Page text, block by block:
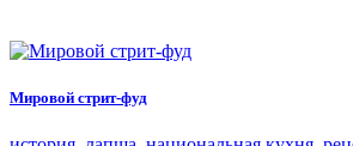
Мировой стрит-фуд